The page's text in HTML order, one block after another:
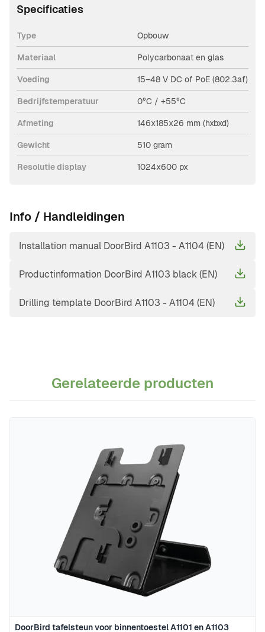
Specificaties
Type Opbouw
Materiaal Polycarbonaat en glas
Voeding 15–48 V DC of PoE (802.3af)
Bedrijfstemperatuur 0°C / +55°C
Afmeting 146x185x26 mm (hxbxd)
Gewicht 510 gram
Resolutie display 1024x600 px
Info / Handleidingen
Installation manual DoorBird A1103 - A1104 (EN)
Productinformation DoorBird A1103 black (EN)
Drilling template DoorBird A1103 - A1104 (EN)
Gerelateerde producten
DoorBird tafelsteun voor binnentoestel A1101 en A1103